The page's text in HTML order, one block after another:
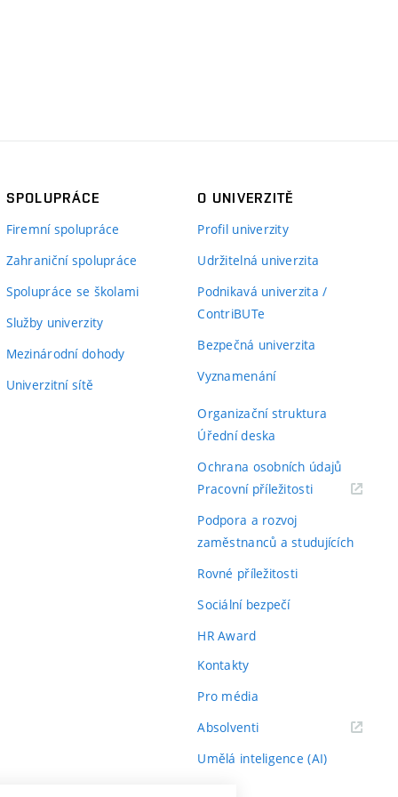
SPOLUPRÁCE
Firemní spolupráce
Zahraniční spolupráce
Spolupráce se školami
Služby univerzity
Mezinárodní dohody
Univerzitní sítě
O UNIVERZITĚ
Profil univerzity
Udržitelná univerzita
Podnikavá univerzita /
ContriBUTe
Bezpečná univerzita
Vyznamenání
Organizační struktura
Úřední deska
Ochrana osobních údajů
Pracovní příležitosti(externí
Podpora a rozvoj
zaměstnanců a studujících
Rovné příležitosti
Sociální bezpečí
HR Award
Kontakty
Pro média
Absolventi(externí
Umělá inteligence (AI)